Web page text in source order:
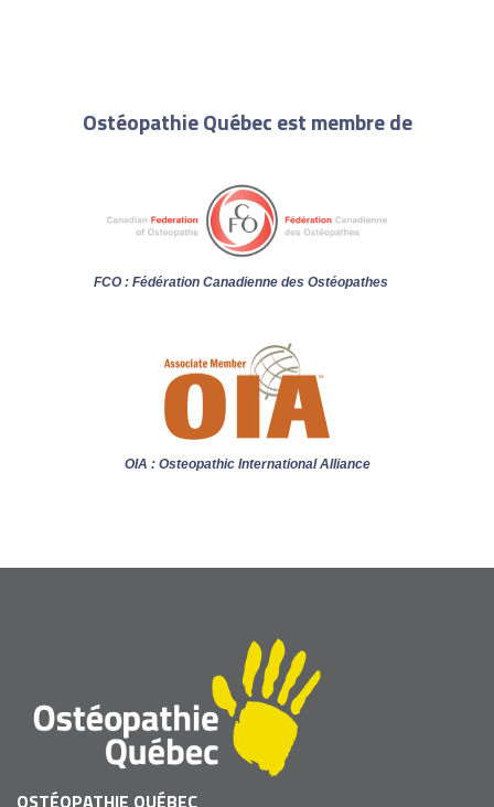
Ostéopathie Québec est membre de
FCO : Fédération Canadienne des Ostéopathes
OIA : Osteopathic International Alliance
OSTÉOPATHIE QUÉBEC